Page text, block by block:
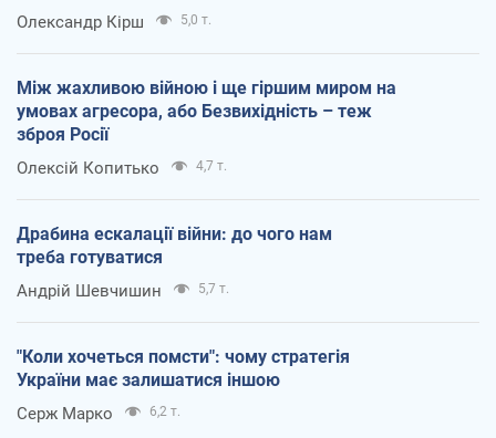
Олександр Кірш 5,0 т.
Між жахливою війною і ще гіршим миром на
умовах агресора, або Безвихідність – теж
зброя Росії
Олексій Копитько 4,7 т.
Драбина ескалації війни: до чого нам
треба готуватися
Андрій Шевчишин 5,7 т.
"Коли хочеться помсти": чому стратегія
України має залишатися іншою
Серж Марко 6,2 т.